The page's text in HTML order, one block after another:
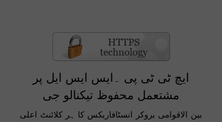
ایچ ٹی ٹی پی ۔ایس ایس ایل پر
مشتعمل محفوظ تیکنالو جی
بین الاقوامی بروکر انسٹافاریکس کا ہر کلائنٹ اعلی